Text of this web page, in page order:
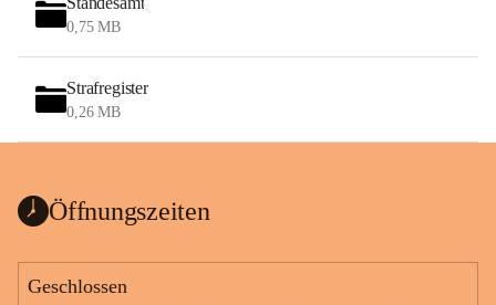
0,75 MB
Strafregister
0,26 MB
Öffnungszeiten
Geschlossen